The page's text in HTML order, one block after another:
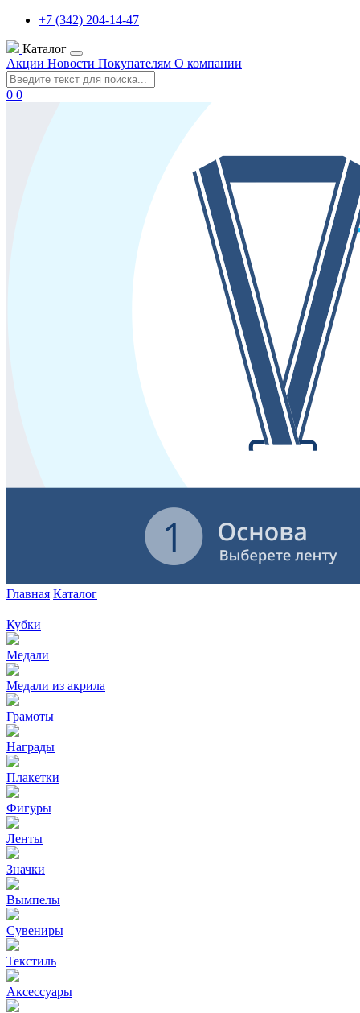
+7 (342) 204-14-47
Каталог
Акции Новости Покупателям О компании
0 0
Главная Каталог
Кубки
Медали
Медали из акрила
Грамоты
Награды
Плакетки
Фигуры
Ленты
Значки
Вымпелы
Сувениры
Текстиль
Аксессуары